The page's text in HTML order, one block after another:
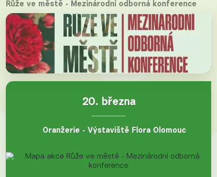
Růže ve městě - Mezinárodní odborná konference
⠀
20. března
Oranžerie - Výstaviště Flora Olomouc